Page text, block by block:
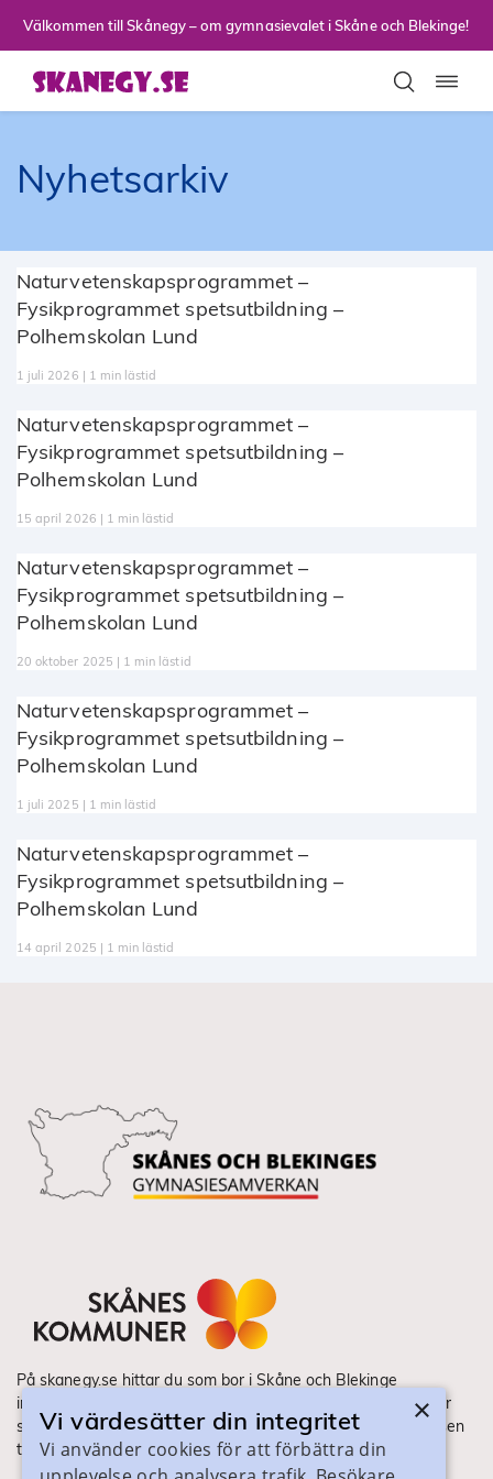
Välkommen till Skånegy – om gymnasievalet i Skåne och Blekinge!
Nyhetsarkiv
Naturvetenskapsprogrammet –
Fysikprogrammet spetsutbildning –
Polhemskolan Lund
1 juli 2026 | 1 min lästid
Naturvetenskapsprogrammet –
Fysikprogrammet spetsutbildning –
Polhemskolan Lund
15 april 2026 | 1 min lästid
Naturvetenskapsprogrammet –
Fysikprogrammet spetsutbildning –
Polhemskolan Lund
20 oktober 2025 | 1 min lästid
Naturvetenskapsprogrammet –
Fysikprogrammet spetsutbildning –
Polhemskolan Lund
1 juli 2025 | 1 min lästid
Naturvetenskapsprogrammet –
Fysikprogrammet spetsutbildning –
Polhemskolan Lund
14 april 2025 | 1 min lästid
På skanegy.se hittar du som bor i Skåne och Blekinge
information om ditt gymnasieval. Här ser du vilka utbildningar
som finns och hur ansökan och antagning går till. Webbplatsen
tillhandahålls av Skånes Kommuner.
×
Vi värdesätter din integritet
Vi använder cookies för att förbättra din